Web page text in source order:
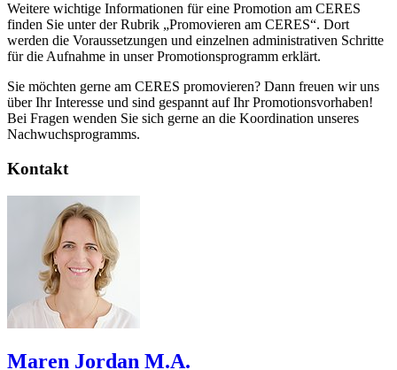
Weitere wichtige Informationen für eine Promotion am CERES
finden Sie unter der Rubrik „Promovieren am CERES“. Dort
werden die Voraussetzungen und einzelnen administrativen Schritte
für die Aufnahme in unser Promotionsprogramm erklärt.
Sie möchten gerne am CERES promovieren? Dann freuen wir uns
über Ihr Interesse und sind gespannt auf Ihr Promotionsvorhaben!
Bei Fragen wenden Sie sich gerne an die Koordination unseres
Nachwuchsprogramms.
Kontakt
Maren Jordan M.A.